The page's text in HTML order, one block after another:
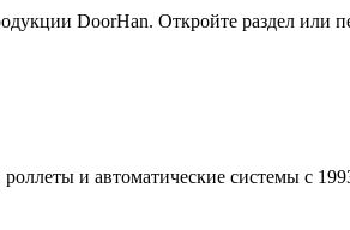
DoorHan. Откройте раздел или
и автоматические системы с